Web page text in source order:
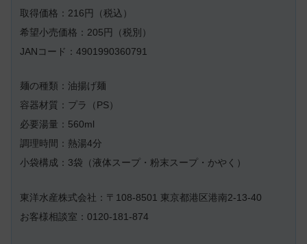
取得価格：216円（税込）
希望小売価格：205円（税別）
JANコード：4901990360791
麺の種類：油揚げ麺
容器材質：プラ（PS）
必要湯量：560ml
調理時間：熱湯4分
小袋構成：3袋（液体スープ・粉末スープ・かやく）
東洋水産株式会社：〒108-8501 東京都港区港南2-13-40
お客様相談室：0120-181-874